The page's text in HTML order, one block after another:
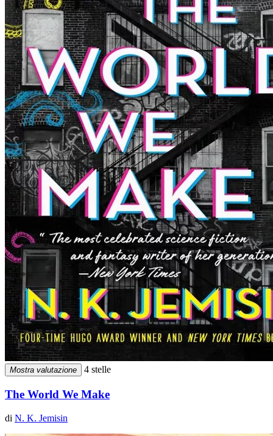
Mostra valutazione 4 stelle
The World We Make
di N. K. Jemisin